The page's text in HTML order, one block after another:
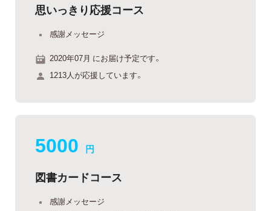
思いっきり応援コース
感謝メッセージ
2020年07月 にお届け予定です。
1213人が応援しています。
5000 円
図書カードコース
感謝メッセージ